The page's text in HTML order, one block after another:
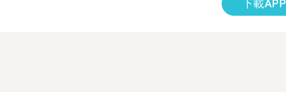
下載APP